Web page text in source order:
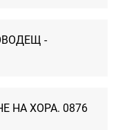
-
НА ХОРА. 0876